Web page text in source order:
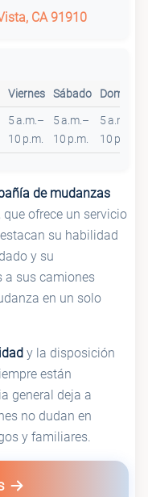
CA 91910
Viernes Sábado Domingo
5 a.m.–
10 p.m.
5 a.m.–
10 p.m.
5 a.m.–
10 p.m.
de mudanzas
ofrece un servicio
su habilidad
y su
a sus camiones
en un solo
y la disposición
están
general deja a
no dudan en
y familiares.